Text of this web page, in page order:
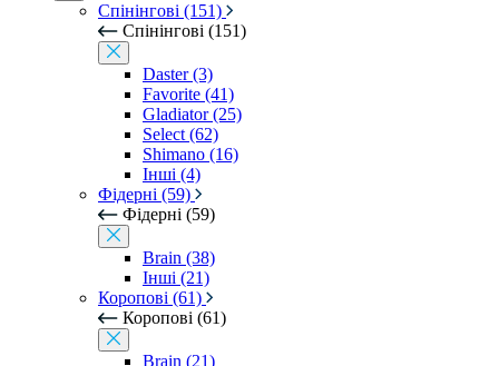
Спінінгові (151)
Спінінгові (151)
Daster (3)
Favorite (41)
Gladiator (25)
Select (62)
Shimano (16)
Інші (4)
Фідерні (59)
Фідерні (59)
Brain (38)
Інші (21)
Коропові (61)
Коропові (61)
Brain (21)